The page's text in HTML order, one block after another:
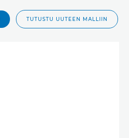
TUTUSTU UUTEEN MALLIIN